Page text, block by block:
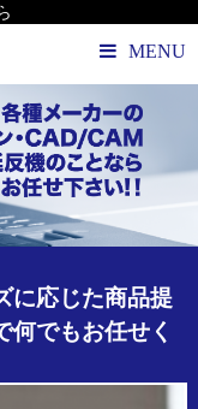
MENU
に応じた商品提
何でもお任せく